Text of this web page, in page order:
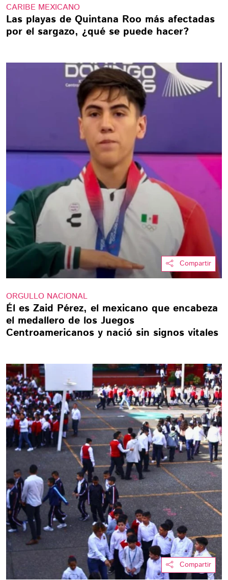
CARIBE MEXICANO
Las playas de Quintana Roo más afectadas
por el sargazo, ¿qué se puede hacer?
Compartir
ORGULLO NACIONAL
Él es Zaid Pérez, el mexicano que encabeza
el medallero de los Juegos
Centroamericanos y nació sin signos vitales
Compartir